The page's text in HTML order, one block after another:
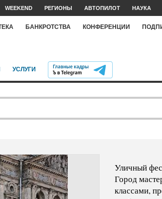
WEEKEND РЕГИОНЫ АВТОПИЛОТ НАУКА
БАНКРОТСТВА КОНФЕРЕНЦИИ
УСЛУГИ
Уличный
Город
классами,